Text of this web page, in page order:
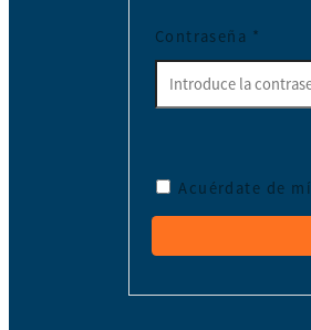
Contraseña *
Acuérdate de mí